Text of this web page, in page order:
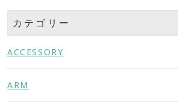
カテゴリー
ACCESSORY
ARM